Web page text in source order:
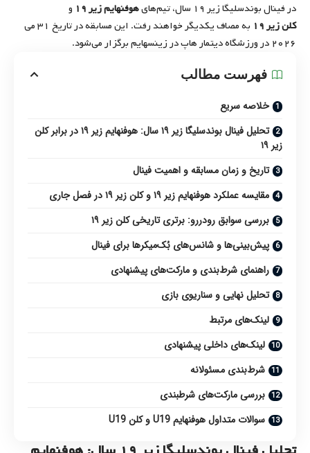
در فینال بوندسلیگا زیر ۱۹ سال، تیم‌های
هوفنهایم زیر ۱۹
و
کلن زیر ۱۹
به مصاف یکدیگر خواهند رفت. این مسابقه در تاریخ
۳۱ می
۲۰۲۶ در ورزشگاه دیتمار هاپ در زینسهایم برگزار می‌شود.
فهرست مطالب
خلاصه سریع
تحلیل فینال بوندسلیگا زیر ۱۹ سال: هوفنهایم زیر ۱۹ در برابر کلن
زیر ۱۹
تاریخ و زمان مسابقه و اهمیت فینال
مقایسه عملکرد هوفنهایم زیر ۱۹ و کلن زیر ۱۹ در فصل جاری
بررسی سوابق رودررو: برتری تاریخی کلن زیر ۱۹
پیش‌بینی‌ها و شانس‌های بُک‌میکرها برای فینال
راهنمای شرط‌بندی و مارکت‌های پیشنهادی
تحلیل نهایی و سناریوی بازی
لینک‌های مرتبط
لینک‌های داخلی پیشنهادی
شرط‌بندی مسئولانه
بررسی مارکت‌های شرطبندی
سوالات متداول هوفنهایم U19 و کلن U19